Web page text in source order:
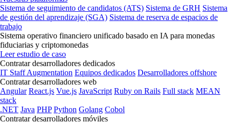
Sistema de seguimiento de candidatos (ATS) Sistema de GRH Sistema
de gestión del aprendizaje (SGA) Sistema de reserva de espacios de
trabajo
Sistema operativo financiero unificado basado en IA para monedas
fiduciarias y criptomonedas
Leer estudio de caso
Contratar desarrolladores dedicados
IT Staff Augmentation Equipos dedicados Desarrolladores offshore
Contratar desarrolladores web
Angular React.js Vue.js JavaScript Ruby on Rails Full stack MEAN
stack
.NET Java PHP Python Golang Cobol
Contratar desarrolladores móviles